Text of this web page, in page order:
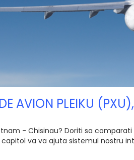
DE AVION PLEIKU
- Chisinau? Doriti sa
va va ajuta sistemul nostru